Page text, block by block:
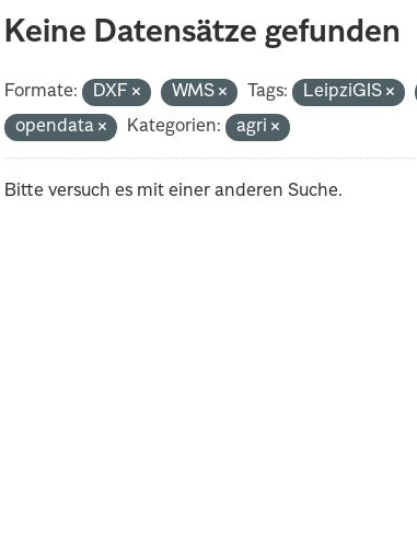
Keine Datensätze gefunden
Formate: DXF WMS Tags: LeipziGIS
opendata
Kategorien: agri
Bitte versuch es mit einer anderen Suche.